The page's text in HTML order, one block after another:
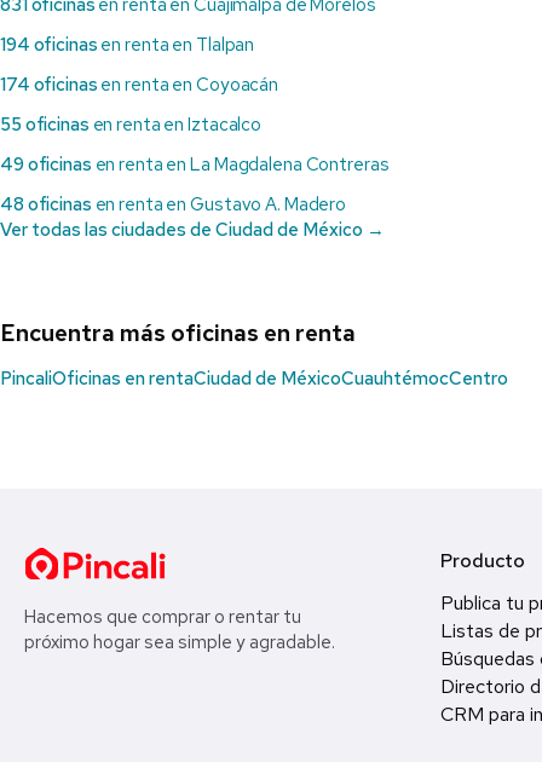
831 oficinas en renta en Cuajimalpa de Morelos
194 oficinas en renta en Tlalpan
174 oficinas en renta en Coyoacán
55 oficinas en renta en Iztacalco
49 oficinas en renta en La Magdalena Contreras
48 oficinas en renta en Gustavo A. Madero
Ver todas las ciudades de Ciudad de México →
Encuentra más oficinas en renta
PincaliOficinas en rentaCiudad de MéxicoCuauhtémocCentro
Hacemos que comprar o rentar tu
próximo hogar sea simple y agradable.
Producto
Publica tu
Listas de
Búsquedas
Directorio
CRM para